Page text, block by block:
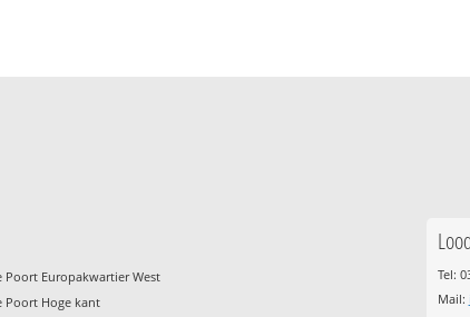
Europakwartier West
Poort Hoge kant
Tel:
Mail: